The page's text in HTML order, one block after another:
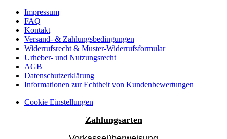
Impressum
FAQ
Kontakt
Versand- & Zahlungsbedingungen
Widerrufsrecht & Muster-Widerrufsformular
Urheber- und Nutzungsrecht
AGB
Datenschutzerklärung
Informationen zur Echtheit von Kundenbewertungen
Cookie Einstellungen
Zahlungsarten